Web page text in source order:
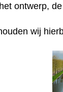
ontwerp,
wij